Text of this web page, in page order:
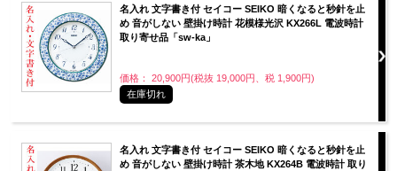
名入れ 文字書き付 セイコー SEIKO 暗くなると秒針を止
め 音がしない 壁掛け時計 花模様光沢 KX266L 電波時計
取り寄せ品「sw-ka」
価格： 20,900円(税抜 19,000円、税 1,900円)
在庫切れ
名入れ 文字書き付 セイコー SEIKO 暗くなると秒針を止
め 音がしない 壁掛け時計 茶木地 KX264B 電波時計 取り